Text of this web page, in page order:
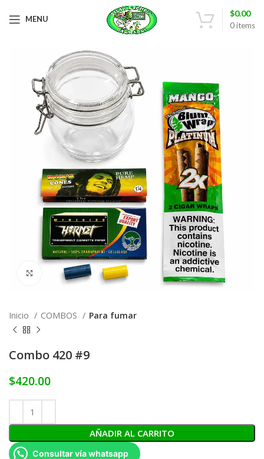
MENU
0items
$0.00
Click to enlarge
Inicio COMBOS Para fumar
Combo 420 #9
$420.00
AÑADIR AL CARRITO
Consultar vía whatsapp